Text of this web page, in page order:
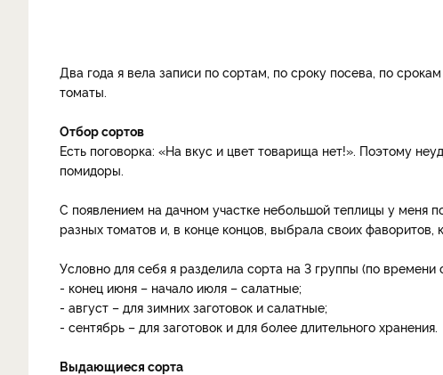
Два года я вела записи по сортам, по сроку посева, по
томаты.
Отбор сортов
Есть поговорка: «На вкус и цвет товарища нет!». Поэтому
помидоры.
С появлением на дачном участке небольшой теплицы у меня
разных томатов и, в конце концов, выбрала своих фаворитов,
Условно для себя я разделила сорта на 3 группы (по времени
- конец июня – начало июля – салатные;
- август – для зимних заготовок и салатные;
- сентябрь – для заготовок и для более длительного хранения.
Выдающиеся сорта